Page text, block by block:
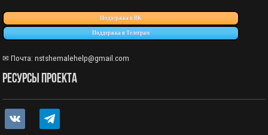
Поддержка в ВК
Поддержка в Телеграм
✉ Почта: nstshemalehelp@gmail.com
РЕСУРСЫ ПРОЕКТА
vkontakte telegram